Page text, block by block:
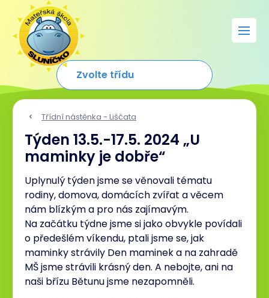
Třídní nástěnka - Liščata
Týden 13.5.-17.5. 2024 „U
maminky je dobře“
Uplynulý týden jsme se věnovali tématu
rodiny, domova, domácích zvířat a věcem
nám blízkým a pro nás zajímavým.
Na začátku týdne jsme si jako obvykle povídali
o předešlém víkendu, ptali jsme se, jak
maminky strávily Den maminek a na zahradě
MŠ jsme strávili krásný den. A nebojte, ani na
naši břízu Bětunu jsme nezapomněli.